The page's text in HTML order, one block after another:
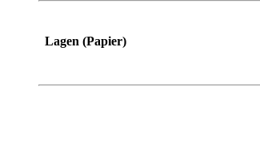
Lagen (Papier)